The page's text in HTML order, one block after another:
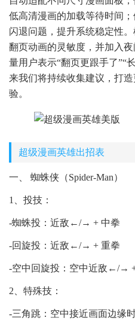
低高清漫画的加载等待时间
闪退问题，提升系统稳定性
翻页动画的灵敏度，并加入
量用户表示“翻页更跟手了”“
来我们将持续收集建议，打
验。
超级漫画英雄出招表
一、 蜘蛛侠（Spider-Man）
1、投技：
-蜘蛛投：近敌←/→ + 中拳
-回旋投：近敌←/→ + 重拳
-空中回旋投：空中近敌←/→
2、特殊技：
-三角跳：空中接近画面边缘